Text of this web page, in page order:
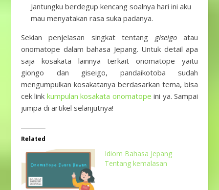
Jantungku berdegup kencang soalnya hari ini aku
mau menyatakan rasa suka padanya.
Sekian penjelasan singkat tentang giseigoatau
onomatope dalam bahasa Jepang. Untuk detail apa
saja kosakata lainnya terkait onomatope yaitu
giongo dan giseigo, pandaikotoba sudah
mengumpulkan kosakatanya berdasarkan tema, bisa
cek link kumpulan kosakata onomatope ini ya. Sampai
jumpa di artikel selanjutnya!
Related
Idiom Bahasa Jepang
Tentang kemalasan